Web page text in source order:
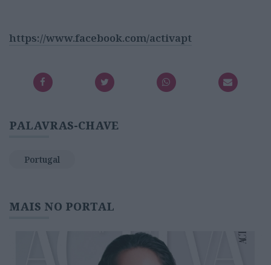
https://www.facebook.com/activapt
PALAVRAS-CHAVE
Portugal
MAIS NO PORTAL